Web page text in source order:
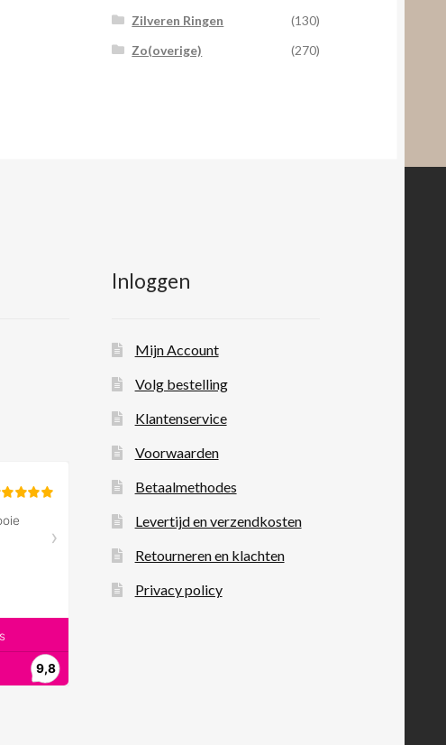
Zilveren Ringen
(130)
Zo(overige)
(270)
Inloggen
Mijn Account
Volg bestelling
Klantenservice
Voorwaarden
Betaalmethodes
Levertijd en verzendkosten
Retourneren en klachten
Privacy policy